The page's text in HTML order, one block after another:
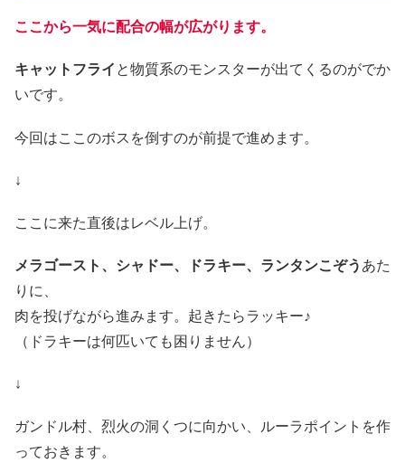
ここから一気に配合の幅が広がります。
キャットフライ と物質系のモンスターが出てくるのがでか
いです。
今回はここのボスを倒すのが前提で進めます。
↓
ここに来た直後はレベル上げ。
メラゴースト、シャドー、ドラキー、ランタンこぞう あた
りに、
肉を投げながら進みます。起きたらラッキー♪
（ドラキーは何匹いても困りません）
↓
ガンドル村、烈火の洞くつに向かい、ルーラポイントを作
っておきます。